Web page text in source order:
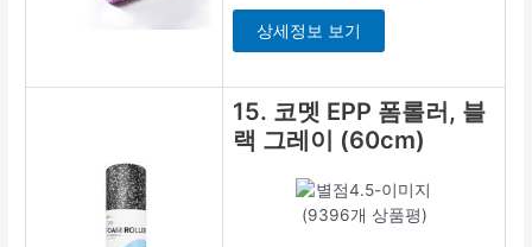
상세정보 보기
15. 코멧 EPP 폼롤러, 블
랙 그레이 (60cm)
(9396개 상품평)